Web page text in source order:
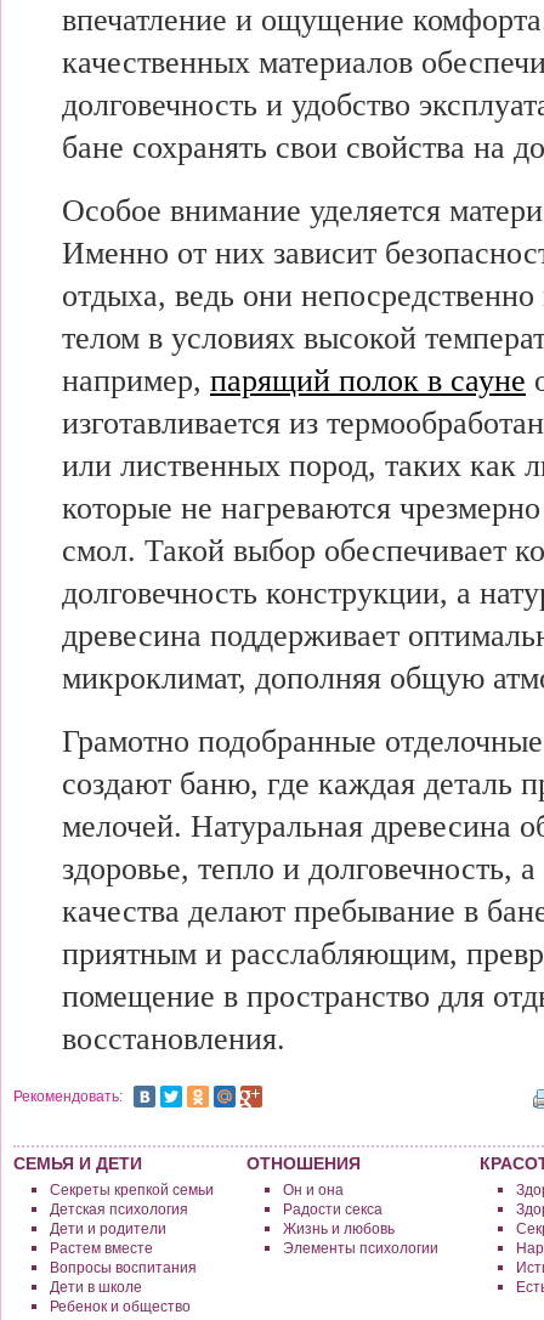
впечатление и ощущение
качественных материалов
долговечность и удобство
бане сохранять свои свойства на
Особое внимание уделяется
Именно от них зависит
отдыха, ведь они
телом в условиях высокой
например, парящий полок в сауне
изготавливается из
или лиственных пород, таких как
которые не нагреваются
смол. Такой выбор обеспечивает
долговечность конструкции, а
древесина поддерживает
микроклимат, дополняя общую
Грамотно подобранные
создают баню, где каждая деталь
мелочей. Натуральная древесина
здоровье, тепло и долговечность,
качества делают пребывание в
приятным и расслабляющим,
помещение в пространство для
восстановления.
Рекомендовать:
СЕМЬЯ И ДЕТИ
Секреты крепкой семьи
Детская психология
Дети и родители
Растем вместе
Вопросы воспитания
Дети в школе
Ребенок и общество
ОТНОШЕНИЯ
Он и она
Радости секса
Жизнь и любовь
Элементы психологии